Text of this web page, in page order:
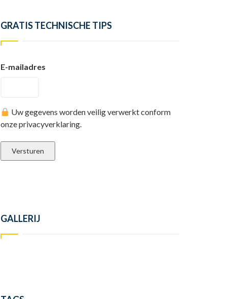
GRATIS TECHNISCHE TIPS
E-mailadres
Uw gegevens worden veilig verwerkt conform
onze privacyverklaring.
GALLERIJ